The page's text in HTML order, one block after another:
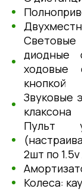
диодные
ходовые
кнопкой
Звуковые
клаксона
Пульт
2шт по
Колеса: